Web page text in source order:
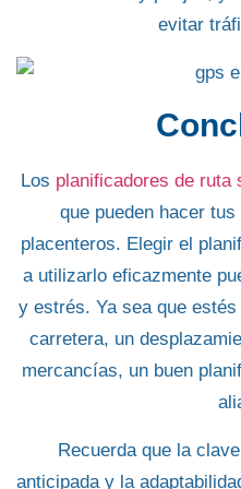
evitar
Los planificadores de ruta
que pueden hacer
placenteros. Elegir el
a utilizarlo eficazmente
y estrés. Ya sea que
carretera, un
mercancías, un buen
Recuerda que la
anticipada y la